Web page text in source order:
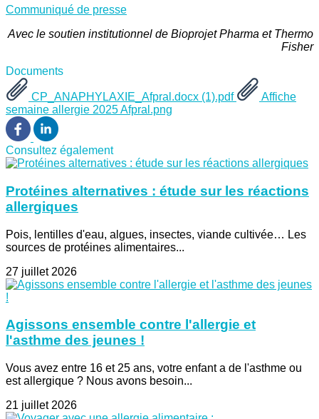
Communiqué de presse
Avec le soutien institutionnel de Bioprojet Pharma et Thermo
Fisher
Documents
CP_ANAPHYLAXIE_Afpral.docx (1).pdf
Affiche
semaine allergie 2025 Afpral.png
Consultez également
Protéines alternatives : étude sur les réactions
allergiques
Pois, lentilles d'eau, algues, insectes, viande cultivée… Les
sources de protéines alimentaires...
27 juillet 2026
Agissons ensemble contre l'allergie et
l'asthme des jeunes !
Vous avez entre 16 et 25 ans, votre enfant a de l'asthme ou
est allergique ? Nous avons besoin...
21 juillet 2026